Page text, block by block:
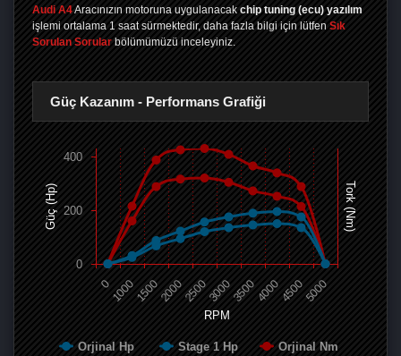
Audi A4Aracınızın motoruna uygulanacak chip tuning (ecu) yazılım
işlemi ortalama 1 saat sürmektedir, daha fazla bilgi için lütfen Sık
Sorulan Sorular bölümümüzü inceleyiniz.
Güç Kazanım - Performans Grafiği
RPM
Güç (Hp) Tork (Nm)
Orjinal Hp Stage 1 Hp
Orjinal Nm
0 100015002000250030003500400045005000
0
200
400